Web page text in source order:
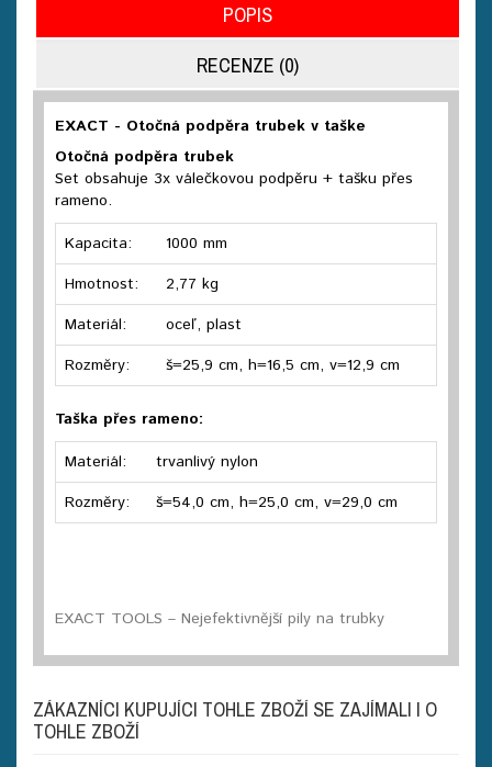
POPIS
RECENZE (0)
EXACT - Otočná podpěra trubek v taške
Otočná podpěra trubek
Set obsahuje 3x válečkovou podpěru + tašku přes
rameno.
Kapacita:
1000 mm
Hmotnost:
2,77 kg
Materiál:
oceľ, plast
Rozměry:
š=25,9 cm, h=16,5 cm, v=12,9 cm
Taška přes rameno:
Materiál:
trvanlivý nylon
Rozměry:
š=54,0 cm, h=25,0 cm, v=29,0 cm
EXACT TOOLS – Nejefektivnější pily na trubky
ZÁKAZNÍCI KUPUJÍCI TOHLE ZBOŽÍ SE ZAJÍMALI I O
TOHLE ZBOŽÍ